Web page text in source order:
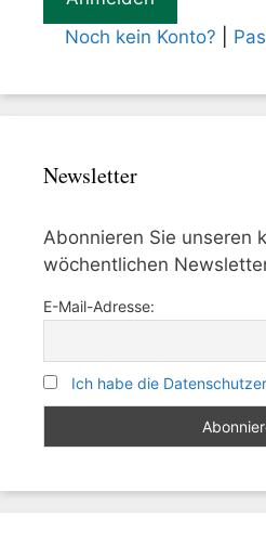
Noch kein Konto?
Newsletter
Abonnieren Sie unseren
wöchentlichen
E-Mail-Adresse:
Ich habe die